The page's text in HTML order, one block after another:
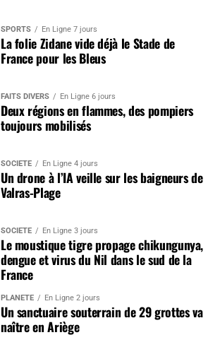
SPORTS En Ligne 7 jours
La folie Zidane vide déjà le Stade de
France pour les Bleus
FAITS DIVERS En Ligne 6 jours
Deux régions en flammes, des pompiers
toujours mobilisés
SOCIÉTÉ En Ligne 4 jours
Un drone à l’IA veille sur les baigneurs de
Valras-Plage
SOCIÉTÉ En Ligne 3 jours
Le moustique tigre propage chikungunya,
dengue et virus du Nil dans le sud de la
France
PLANÈTE En Ligne 2 jours
Un sanctuaire souterrain de 29 grottes va
naître en Ariège